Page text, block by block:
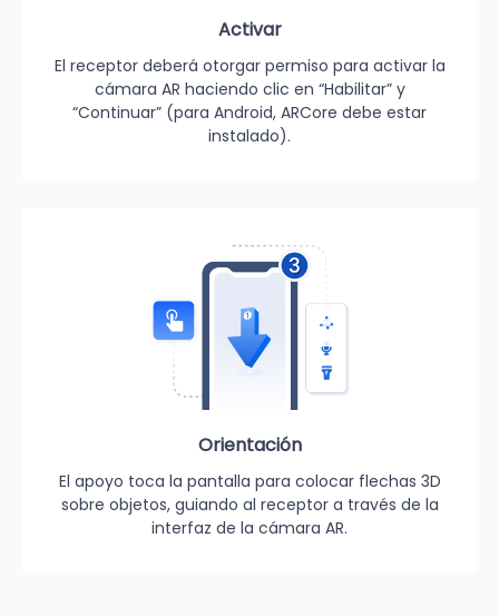
Activar
El receptor deberá otorgar permiso para activar la
cámara AR haciendo clic en “Habilitar” y
“Continuar” (para Android, ARCore debe estar
instalado).
Orientación
El apoyo toca la pantalla para colocar flechas 3D
sobre objetos, guiando al receptor a través de la
interfaz de la cámara AR.